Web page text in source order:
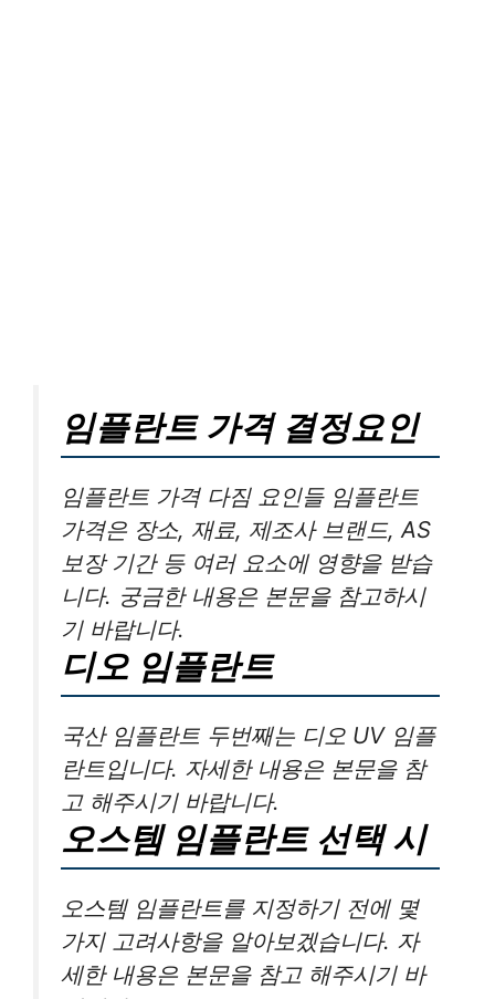
임플란트 가격 결정요인
임플란트 가격 다짐 요인들 임플란트
가격은 장소, 재료, 제조사 브랜드, AS
보장 기간 등 여러 요소에 영향을 받습
니다. 궁금한 내용은 본문을 참고하시
기 바랍니다.
디오 임플란트
국산 임플란트 두번째는 디오 UV 임플
란트입니다. 자세한 내용은 본문을 참
고 해주시기 바랍니다.
오스템 임플란트 선택 시
오스템 임플란트를 지정하기 전에 몇
가지 고려사항을 알아보겠습니다. 자
세한 내용은 본문을 참고 해주시기 바